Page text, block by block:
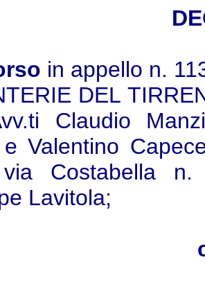
in appello n.
DEL
Claudio
Valentino
Costabella
Lavitola;